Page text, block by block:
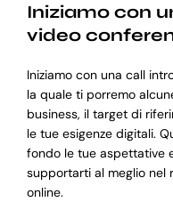
Iniziamo con
video
Iniziamo con una call
la quale ti porremo
business, il target di
le tue esigenze digitali.
fondo le tue aspettative
supportarti al meglio nel
online.